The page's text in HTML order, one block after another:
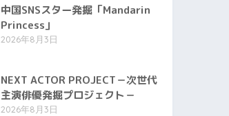
中国SNSスター発掘「Mandarin
Princess」
2026年8月3日
NEXT ACTOR PROJECT－次世代
主演俳優発掘プロジェクト－
2026年8月3日